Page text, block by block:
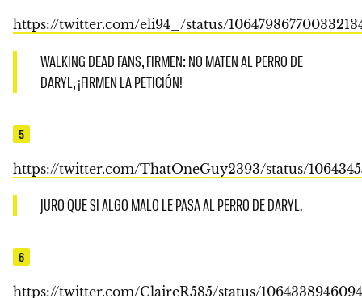
https://twitter.com/eli94_/status/
WALKING DEAD FANS, FIRMEN: NO MATEN AL PERRO DE
DARYL, ¡FIRMEN LA PETICIÓN!
5
https://twitter.com/ThatOneGuy2393/status/
JURO QUE SI ALGO MALO LE PASA AL PERRO DE DARYL.
6
https://twitter.com/ClaireR585/status/